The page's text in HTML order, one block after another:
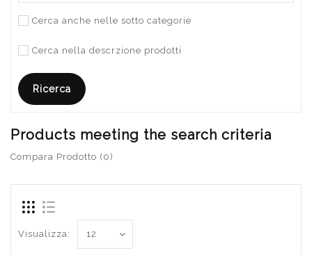
Cerca anche nelle sotto categorie
Cerca nella descrzione prodotti
Products meeting the search criteria
Compara Prodotto (0)
Visualizza: